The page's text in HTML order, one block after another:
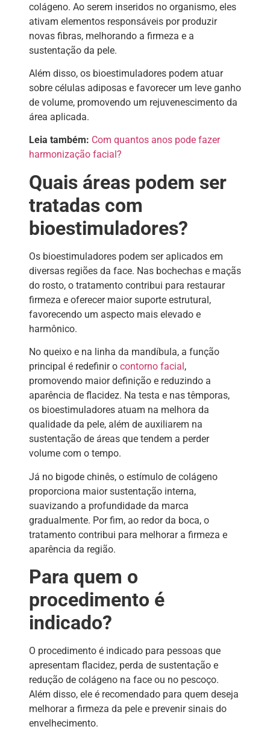
colágeno. Ao serem inseridos no organismo, eles
ativam elementos responsáveis por produzir
novas fibras, melhorando a firmeza e a
sustentação da pele.
Além disso, os bioestimuladores podem atuar
sobre células adiposas e favorecer um leve ganho
de volume, promovendo um rejuvenescimento da
área aplicada.
Leia também: Com quantos anos pode fazer
harmonização facial?
Quais áreas podem ser
tratadas com
bioestimuladores?
Os bioestimuladores podem ser aplicados em
diversas regiões da face. Nas bochechas e maçãs
do rosto, o tratamento contribui para restaurar
firmeza e oferecer maior suporte estrutural,
favorecendo um aspecto mais elevado e
harmônico.
No queixo e na linha da mandíbula, a função
principal é redefinir o contorno facial,
promovendo maior definição e reduzindo a
aparência de flacidez. Na testa e nas têmporas,
os bioestimuladores atuam na melhora da
qualidade da pele, além de auxiliarem na
sustentação de áreas que tendem a perder
volume com o tempo.
Já no bigode chinês, o estímulo de colágeno
proporciona maior sustentação interna,
suavizando a profundidade da marca
gradualmente. Por fim, ao redor da boca, o
tratamento contribui para melhorar a firmeza e
aparência da região.
Para quem o
procedimento é
indicado?
O procedimento é indicado para pessoas que
apresentam flacidez, perda de sustentação e
redução de colágeno na face ou no pescoço.
Além disso, ele é recomendado para quem deseja
melhorar a firmeza da pele e prevenir sinais do
envelhecimento.